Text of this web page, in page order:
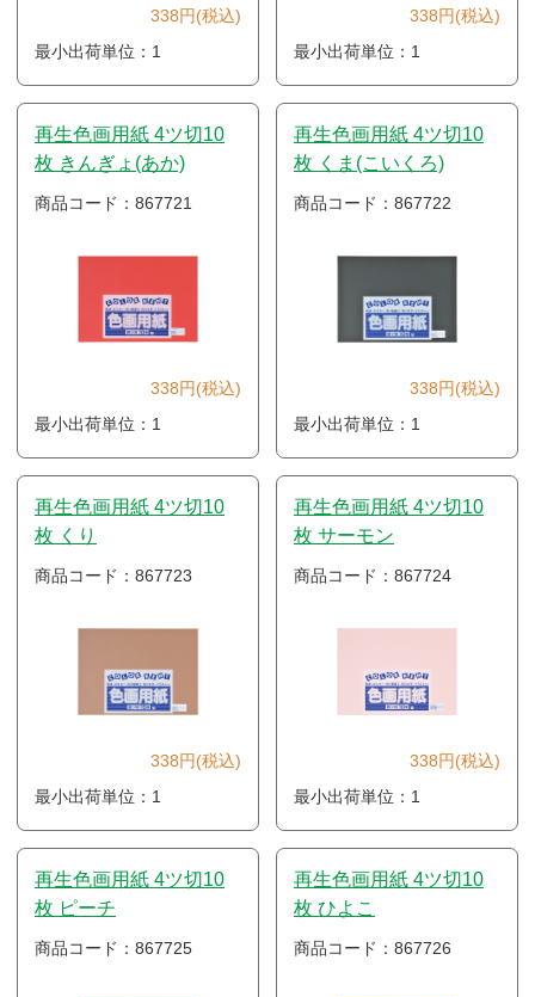
338円(税込)
最小出荷単位：1
338円(税込)
最小出荷単位：1
再生色画用紙 4ツ切10
枚 きんぎょ(あか)
商品コード：867721
338円(税込)
最小出荷単位：1
再生色画用紙 4ツ切10
枚 くま(こいくろ)
商品コード：867722
338円(税込)
最小出荷単位：1
再生色画用紙 4ツ切10
枚 くり
商品コード：867723
338円(税込)
最小出荷単位：1
再生色画用紙 4ツ切10
枚 サーモン
商品コード：867724
338円(税込)
最小出荷単位：1
再生色画用紙 4ツ切10
枚 ピーチ
商品コード：867725
再生色画用紙 4ツ切10
枚 ひよこ
商品コード：867726